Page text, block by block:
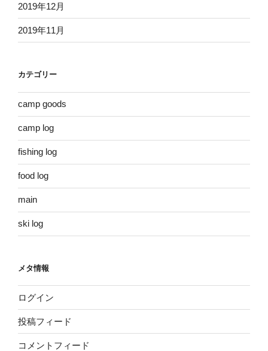
2019年12月
2019年11月
カテゴリー
camp goods
camp log
fishing log
food log
main
ski log
メタ情報
ログイン
投稿フィード
コメントフィード